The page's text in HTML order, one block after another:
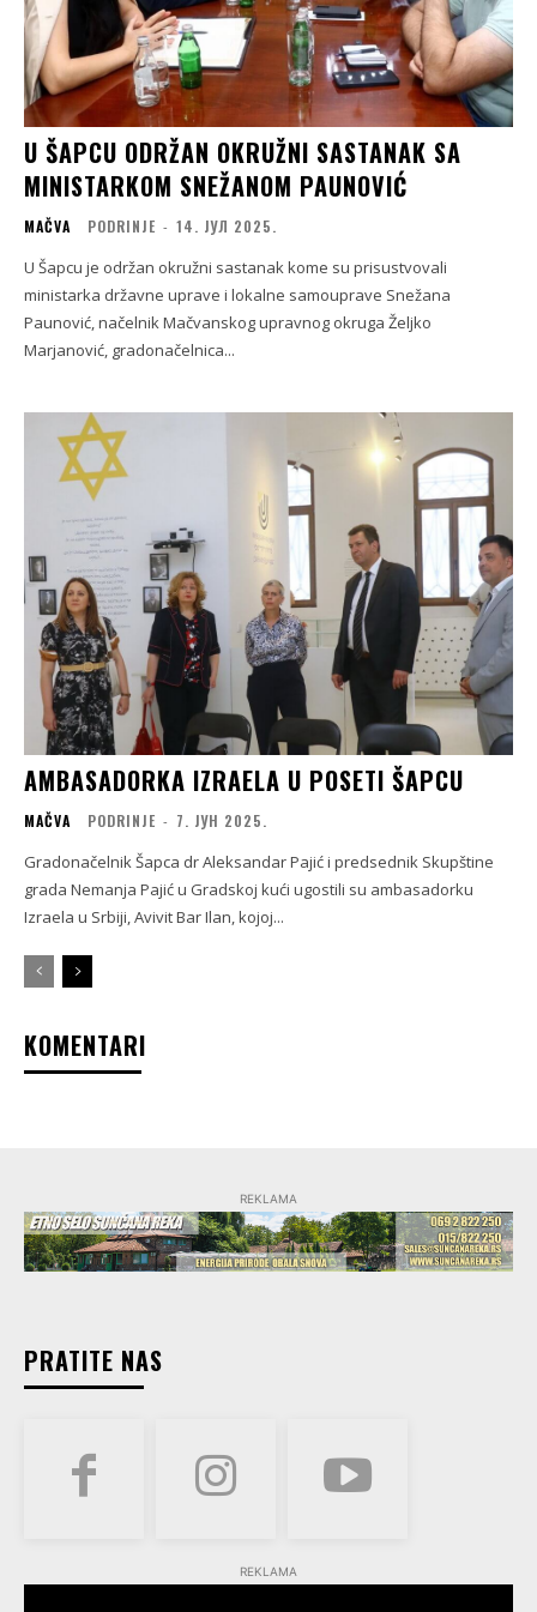
U ŠAPCU ODRŽAN OKRUŽNI SASTANAK SA
MINISTARKOM SNEŽANOM PAUNOVIĆ
MAČVA PODRINJE - 14. ЈУЛ 2025.
U Šapcu je održan okružni sastanak kome su prisustvovali
ministarka državne uprave i lokalne samouprave Snežana
Paunović, načelnik Mačvanskog upravnog okruga Željko
Marjanović, gradonačelnica...
AMBASADORKA IZRAELA U POSETI ŠAPCU
MAČVA PODRINJE - 7. ЈУН 2025.
Gradonačelnik Šapca dr Aleksandar Pajić i predsednik Skupštine
grada Nemanja Pajić u Gradskoj kući ugostili su ambasadorku
Izraela u Srbiji, Avivit Bar Ilan, kojoj...
KOMENTARI
REKLAMA
PRATITE NAS
REKLAMA